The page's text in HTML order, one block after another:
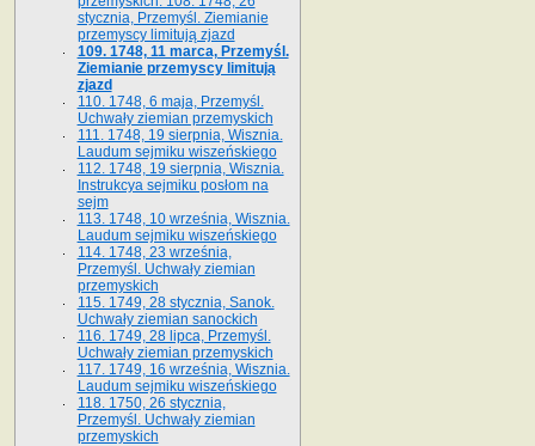
stycznia, Przemyśl. Ziemianie
przemyscy limitują zjazd
109. 1748, 11 marca, Przemyśl.
Ziemianie przemyscy limitują
zjazd
110. 1748, 6 maja, Przemyśl.
Uchwały ziemian przemyskich
111. 1748, 19 sierpnia, Wisznia.
Laudum sejmiku wiszeńskiego
112. 1748, 19 sierpnia, Wisznia.
Instrukcya sejmiku posłom na
sejm
113. 1748, 10 września, Wisznia.
Laudum sejmiku wiszeńskiego
114. 1748, 23 września,
Przemyśl. Uchwały ziemian
przemyskich
115. 1749, 28 stycznia, Sanok.
Uchwały ziemian sanockich
116. 1749, 28 lipca, Przemyśl.
Uchwały ziemian przemyskich
117. 1749, 16 września, Wisznia.
Laudum sejmiku wiszeńskiego
118. 1750, 26 stycznia,
Przemyśl. Uchwały ziemian
przemyskich